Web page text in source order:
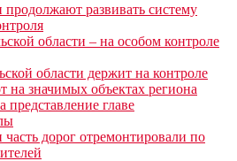
продолжают развивать систему
области – на особом контроле
области держит на контроле
на значимых объектах региона
представление главе
часть дорог отремонтировали по